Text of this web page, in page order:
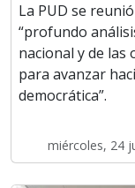
La PUD se
“profundo
nacional y de las
para avanzar
democrática”.
miércoles, 24